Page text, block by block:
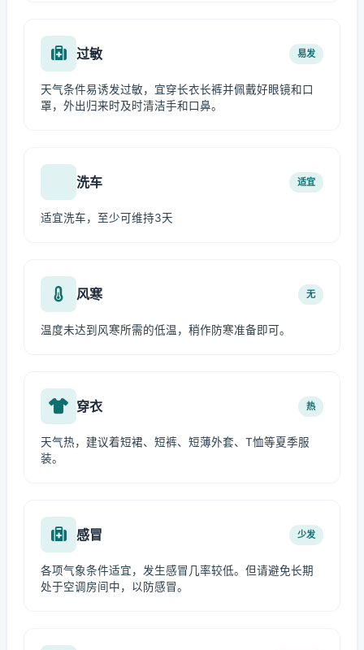
过敏 易发
天气条件易诱发过敏，宜穿长衣长裤并佩戴好眼镜和口
罩，外出归来时及时清洁手和口鼻。
洗车 适宜
适宜洗车，至少可维持3天
风寒 无
温度未达到风寒所需的低温，稍作防寒准备即可。
穿衣 热
天气热，建议着短裙、短裤、短薄外套、T恤等夏季服
装。
感冒 少发
各项气象条件适宜，发生感冒几率较低。但请避免长期
处于空调房间中，以防感冒。